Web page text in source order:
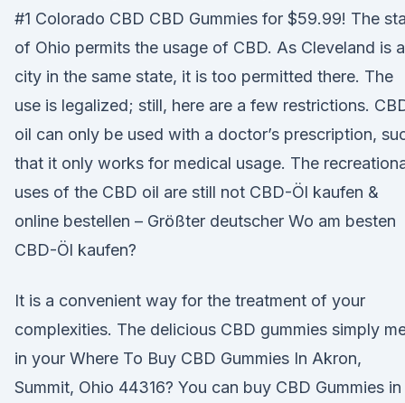
#1 Colorado CBD CBD Gummies for $59.99! The
of Ohio permits the usage of CBD. As Cleveland is a
city in the same state, it is too permitted there. The
use is legalized; still, here are a few restrictions.
oil can only be used with a doctor’s prescription,
that it only works for medical usage. The
uses of the CBD oil are still not CBD-Öl kaufen &
online bestellen – Größter deutscher Wo am besten
CBD-Öl kaufen?
It is a convenient way for the treatment of your
complexities. The delicious CBD gummies simply
in your Where To Buy CBD Gummies In Akron,
Summit, Ohio 44316? You can buy CBD Gummies in